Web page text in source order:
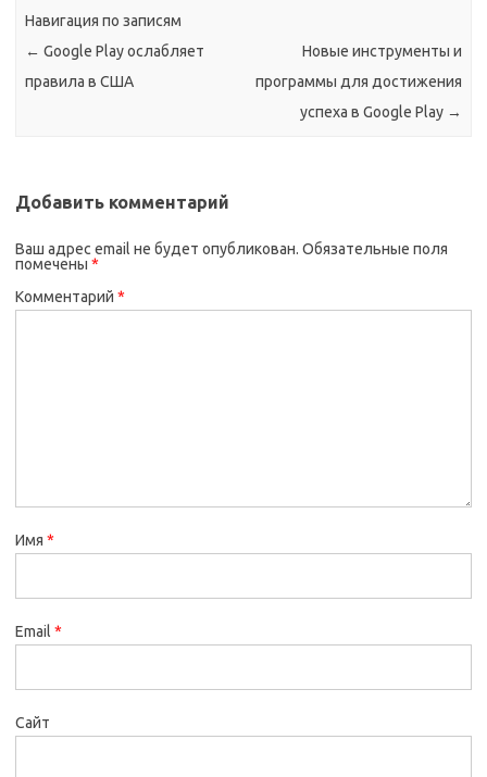
Навигация по записям
← Google Play ослабляет
правила в США
Новые инструменты и
программы для достижения
успеха в Google Play →
Добавить комментарий
Ваш адрес email не будет опубликован. Обязательные поля
помечены *
Комментарий *
Имя *
Email *
Сайт